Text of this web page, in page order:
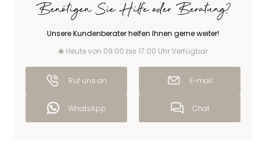
Benötigen Sie Hilfe oder Beratung?
Unsere Kundenberater helfen Ihnen gerne weiter!
Heute von 09:00 bis 17:00 Uhr Verfügbar
Ruf uns an E-mail
WhatsApp Chat